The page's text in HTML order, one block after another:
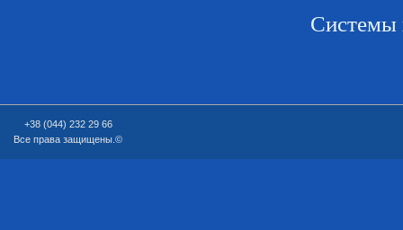
Системы
+38 (044) 232 29 66
Все права защищены.©